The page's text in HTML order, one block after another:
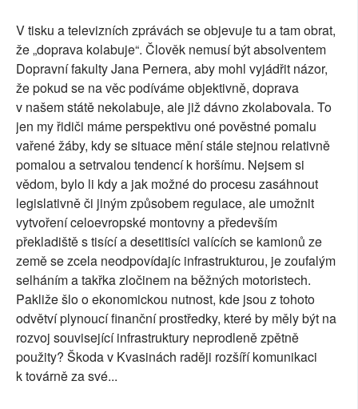
V tisku a televizních zprávách se objevuje tu a tam obrat,
že „doprava kolabuje“. Člověk nemusí být absolventem
Dopravní fakulty Jana Pernera, aby mohl vyjádřit názor,
že pokud se na věc podíváme objektivně, doprava
v našem státě nekolabuje, ale již dávno zkolabovala. To
jen my řidiči máme perspektivu oné pověstné pomalu
vařené žáby, kdy se situace mění stále stejnou relativně
pomalou a setrvalou tendencí k horšímu. Nejsem si
vědom, bylo li kdy a jak možné do procesu zasáhnout
legislativně či jiným způsobem regulace, ale umožnit
vytvoření celoevropské montovny a především
překladiště s tisící a desetitisíci valících se kamionů ze
země se zcela neodpovídajíc infrastrukturou, je zoufalým
selháním a takřka zločinem na běžných motoristech.
Pakliže šlo o ekonomickou nutnost, kde jsou z tohoto
odvětví plynoucí finanční prostředky, které by měly být na
rozvoj související infrastruktury neprodleně zpětně
použity? Škoda v Kvasinách raději rozšíří komunikaci
k továrně za své...